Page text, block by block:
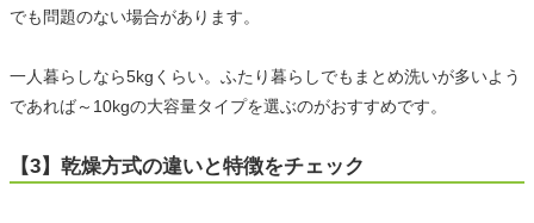
でも問題のない場合があります。
一人暮らしなら5kgくらい。ふたり暮らしでもまとめ洗いが多いよう
であれば～10kgの大容量タイプを選ぶのがおすすめです。
【3】乾燥方式の違いと特徴をチェック